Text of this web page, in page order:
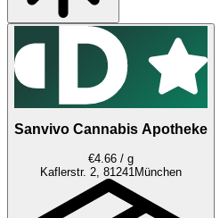
Sanvivo Cannabis Apotheke
€4.66 / g
Kaflerstr. 2, 81241 München